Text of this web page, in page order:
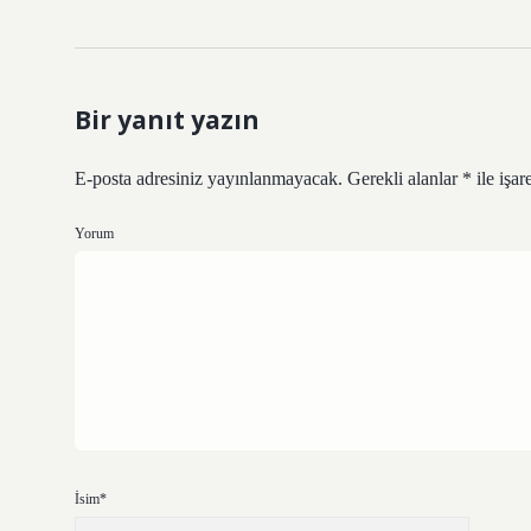
Bir yanıt yazın
E-posta adresiniz yayınlanmayacak. Gerekli alanlar * ile
Yorum
İsim*